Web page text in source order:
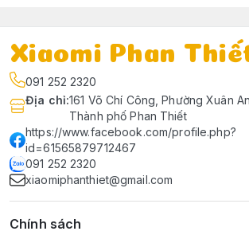
Xiaomi Phan
091 252 2320
Địa chỉ:161 Võ Chí Công, Phường Xuân
Thành phố Phan Thiết
https://www.facebook.com/profile.php?
id=61565879712467
091 252 2320
xiaomiphanthiet@gmail.com
Chính sách